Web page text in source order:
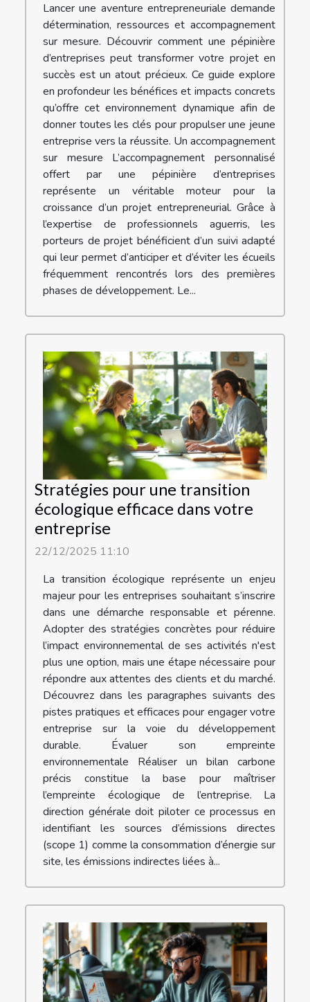
Lancer une aventure entrepreneuriale demande
détermination, ressources et accompagnement
sur mesure. Découvrir comment une pépinière
d’entreprises peut transformer votre projet en
succès est un atout précieux. Ce guide explore
en profondeur les bénéfices et impacts concrets
qu’offre cet environnement dynamique afin de
donner toutes les clés pour propulser une jeune
entreprise vers la réussite. Un accompagnement
sur mesure L’accompagnement personnalisé
offert par une pépinière d’entreprises
représente un véritable moteur pour la
croissance d’un projet entrepreneurial. Grâce à
l’expertise de professionnels aguerris, les
porteurs de projet bénéficient d’un suivi adapté
qui leur permet d’anticiper et d’éviter les écueils
fréquemment rencontrés lors des premières
phases de développement. Le...
Stratégies pour une transition
écologique efficace dans votre
entreprise
22/12/2025 11:10
La transition écologique représente un enjeu
majeur pour les entreprises souhaitant s’inscrire
dans une démarche responsable et pérenne.
Adopter des stratégies concrètes pour réduire
l’impact environnemental de ses activités n'est
plus une option, mais une étape nécessaire pour
répondre aux attentes des clients et du marché.
Découvrez dans les paragraphes suivants des
pistes pratiques et efficaces pour engager votre
entreprise sur la voie du développement
durable. Évaluer son empreinte
environnementale Réaliser un bilan carbone
précis constitue la base pour maîtriser
l’empreinte écologique de l’entreprise. La
direction générale doit piloter ce processus en
identifiant les sources d’émissions directes
(scope 1) comme la consommation d’énergie sur
site, les émissions indirectes liées à...